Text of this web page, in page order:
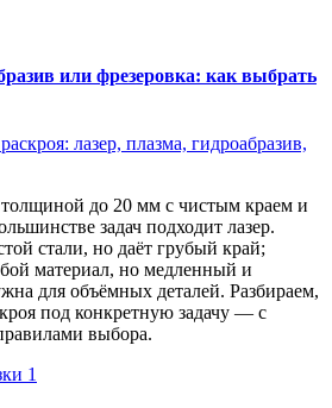
или фрезеровка: как выбрать
толщиной до 20 мм с чистым краем и
задач подходит лазер.
стали, но даёт грубый край;
материал, но медленный и
для объёмных деталей. Разбираем,
под конкретную задачу — с
выбора.